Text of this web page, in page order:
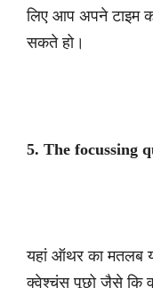
लिए आप अपने टाइम
सकते हो।
5. The focussing
यहां ऑथर का मतलब
क्वेश्चंस पूछो जैसे कि